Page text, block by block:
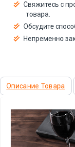
Свяжитесь с
товара.
Обсудите
Непременно
Описание Товара